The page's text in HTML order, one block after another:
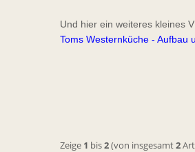
Und hier ein weiteres kleines
Toms Westernküche - Aufbau
Zeige 1 bis2(von insgesamt2